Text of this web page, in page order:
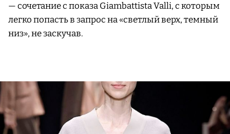
— сочетание с показа Giambattista Valli, с которым
легко попасть в запрос на «светлый верх, темный
низ», не заскучав.